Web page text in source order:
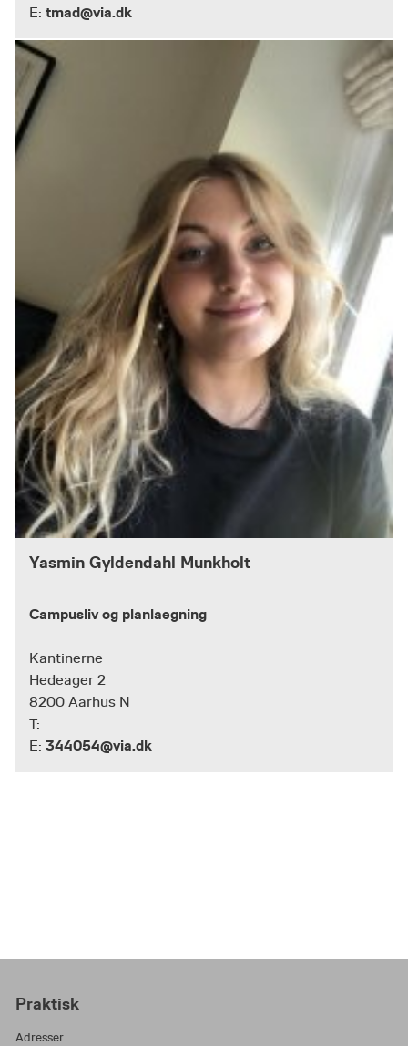
E: tmad@via.dk
Yasmin Gyldendahl Munkholt
Campusliv og planlaegning
Kantinerne
Hedeager 2
8200 Aarhus N
T:
E: 344054@via.dk
Praktisk
Adresser